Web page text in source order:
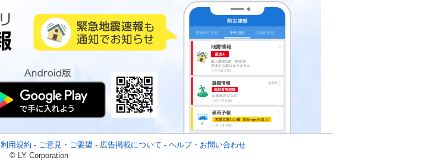
利用規約 - ご意見・ご要望 - 広告掲載について - ヘルプ・お問い合わせ
© LY Corporation